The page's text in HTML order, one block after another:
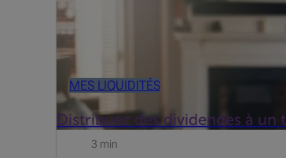
MES LIQUIDITÉS
Distribuez des dividendes à
3 min